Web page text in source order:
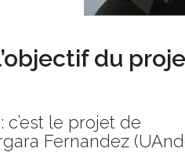
du
le projet de
Fernandez